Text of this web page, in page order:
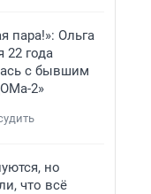
пара!»: Ольга
22 года
с бывшим
2»
но
что всё